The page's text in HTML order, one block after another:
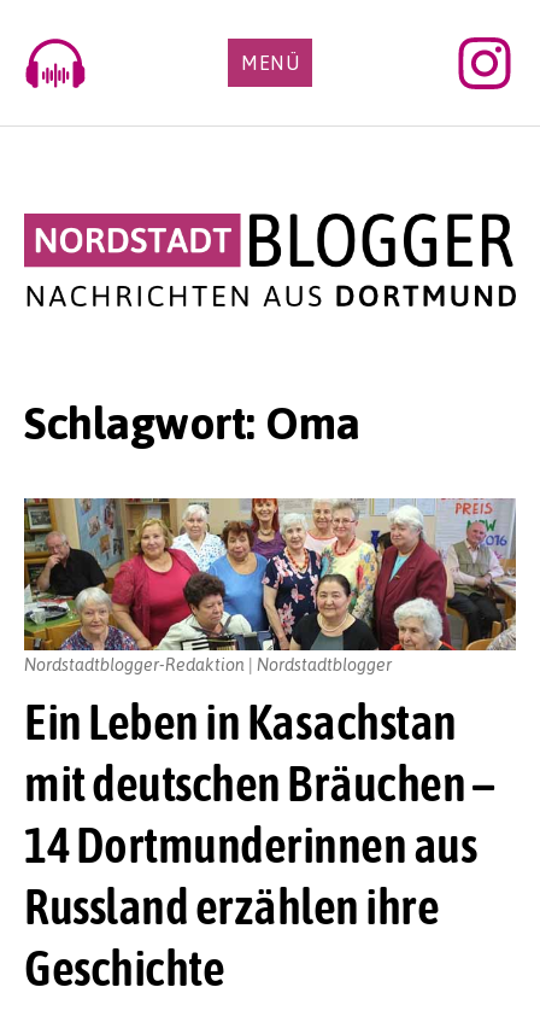
content
MENÜ
Schlagwort: Oma
Ein Leben in Kasachstan
mit deutschen Bräuchen –
14 Dortmunderinnen aus
Russland erzählen ihre
Geschichte
Nordstadtblogger-Redaktion | Nordstadtblogger